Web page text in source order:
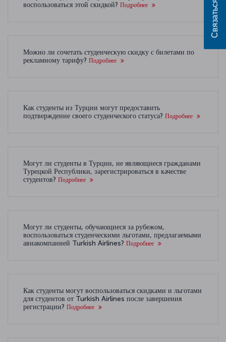
воспользоваться этой скидкой? Подробнее
Можно ли сочетать студенческую скидку с билетами по
рекламному тарифу? Подробнее
Как студенты из Турции могут предоставить
подтверждение своего студенческого статуса? Подробнее
Могут ли студенты в Турции, не являющиеся гражданами
Турецкой Республики, зарегистрироваться в качестве
студентов? Подробнее
Могут ли студенты, обучающиеся за рубежом,
воспользоваться студенческими льготами, предлагаемыми
авиакомпанией Turkish Airlines? Подробнее
Как студенты могут воспользоваться скидками и льготами
для студентов от Turkish Airlines после завершения
регистрации? Подробнее